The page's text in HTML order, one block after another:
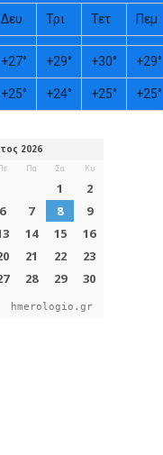
Δευ Τρι Τετ Πεμ
+27° +29° +30° +29°
+25° +24° +25° +25°
hmerologio.gr